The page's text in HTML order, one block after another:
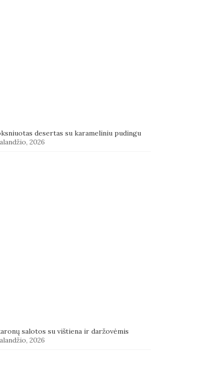
desertas su karameliniu pudingu
2026
salotos su vištiena ir daržovėmis
2026